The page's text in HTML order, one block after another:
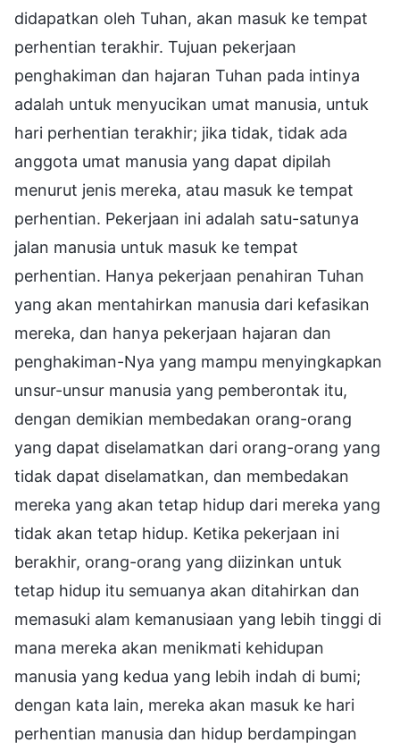
didapatkan oleh Tuhan, akan masuk ke tempat
perhentian terakhir. Tujuan pekerjaan
penghakiman dan hajaran Tuhan pada intinya
adalah untuk menyucikan umat manusia, untuk
hari perhentian terakhir; jika tidak, tidak ada
anggota umat manusia yang dapat dipilah
menurut jenis mereka, atau masuk ke tempat
perhentian. Pekerjaan ini adalah satu-satunya
jalan manusia untuk masuk ke tempat
perhentian. Hanya pekerjaan penahiran Tuhan
yang akan mentahirkan manusia dari kefasikan
mereka, dan hanya pekerjaan hajaran dan
penghakiman-Nya yang mampu menyingkapkan
unsur-unsur manusia yang pemberontak itu,
dengan demikian membedakan orang-orang
yang dapat diselamatkan dari orang-orang yang
tidak dapat diselamatkan, dan membedakan
mereka yang akan tetap hidup dari mereka yang
tidak akan tetap hidup. Ketika pekerjaan ini
berakhir, orang-orang yang diizinkan untuk
tetap hidup itu semuanya akan ditahirkan dan
memasuki alam kemanusiaan yang lebih tinggi di
mana mereka akan menikmati kehidupan
manusia yang kedua yang lebih indah di bumi;
dengan kata lain, mereka akan masuk ke hari
perhentian manusia dan hidup berdampingan